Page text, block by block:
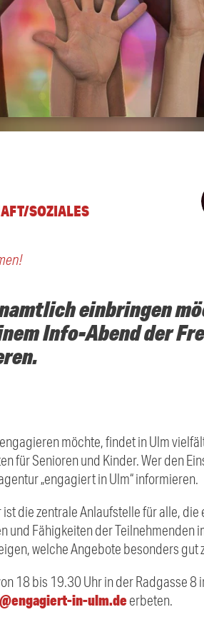
SOZIALES
einbringen
Info-Abend der
möchte, findet in Ulm
für Senioren und Kinder. Wer den
„engagiert in Ulm“ informieren.
die zentrale Anlaufstelle für alle,
und Fähigkeiten der
welche Angebote besonders gut
18 bis 19.30 Uhr in der Radgasse
in-ulm.deerbeten.